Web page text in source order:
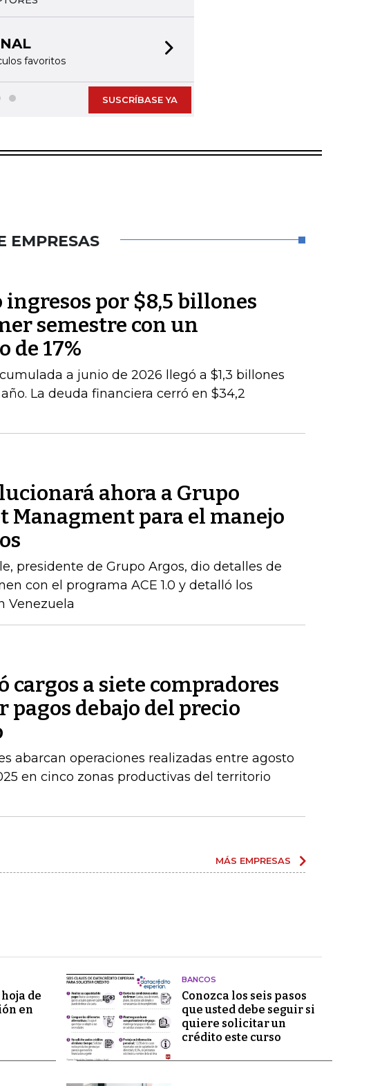
favoritos
SUSCRÍBASE YA
EMPRESAS
ingresos por $8,5 billones
semestre con un
de 17%
a junio de 2026 llegó a $1,3 billones
La deuda financiera cerró en $34,2
ahora a Grupo
Managment para el manejo
presidente de Grupo Argos, dio detalles de
con el programa ACE 1.0 y detalló los
Venezuela
cargos a siete compradores
pagos debajo del precio
abarcan operaciones realizadas entre agosto
en cinco zonas productivas del territorio
MÁS EMPRESAS
de
en
BANCOS
Conozca los seis pasos
que usted debe seguir si
quiere solicitar un
crédito este curso